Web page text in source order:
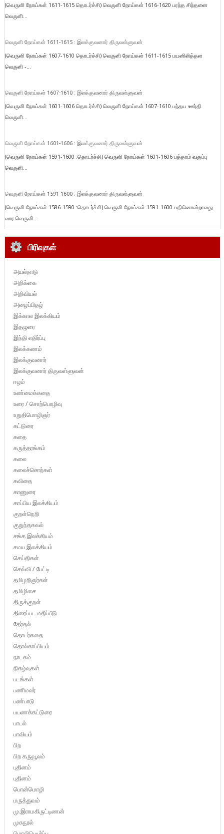
(வெருளி நோய்கள் 1611-1615 தொடர்ச்சி) வெருளி நோய்கள் 1616-1620 பரந்த சிந்தனை
வெருளி...
வெருளி நோய்கள் 1611-1615 : இலக்குவனார் திருவள்ளுவன்
(வெருளி நோய்கள் 1607-1610 தொடர்ச்சி) வெருளி நோய்கள் 1611-1615 பயனிலித்தள
வெருளி -...
வெருளி நோய்கள் 1607-1610 : இலக்குவனார் திருவள்ளுவன்
(வெருளி நோய்கள் 1601-1606 தொடர்ச்சி) வெருளி நோய்கள் 1607-1610 பந்தய ஊர்தி
வெருளி...
வெருளி நோய்கள் 1601-1606 : இலக்குவனார் திருவள்ளுவன்
(வெருளி நோய்கள் 1591-1600 :தொடர்ச்சி) வெருளி நோய்கள் 1601-1606 பத்தாம் வகுப்பு
வெருளி...
வெருளி நோய்கள் 1591-1600 : இலக்குவனார் திருவள்ளுவன்
(வெருளி நோய்கள் 1586-1590 :தொடர்ச்சி) வெருளி நோய்கள் 1591-1600 பதினொன்றாவது
வார வெருளி...
பிரிவுகள்
அயல்நாடு
அறிக்கை
அறிவியல்
அழைப்பிதழ்
இக்கால இலக்கியம்
இதழுரை
இந்தி எதிர்ப்பு
இலக்கணம்
இலக்குவனார்
இலக்குவனார் திருவள்ளுவன்
ஈழம்
உண்மைக்கதை
உரை / சொற்பொழிவு
உறுதிமொழிஞர்
கட்டுரை
கதை
கருத்தரங்கம்
கலை
கலைச்சொற்கள்
கவிதை
காணுரை
காப்பிய இலக்கியம்
குறள்நெறி
குறுந்தகவல்
சங்க இலக்கியம்
சமய இலக்கியம்
செய்திகள்
செவ்வி / பேட்டி
தமிழறிஞர்கள்
தமிழிசை
திருக்குறள்
திரைப்பட மதிப்பீடு
தேர்தல்
தொடர்கதை
தொல்காப்பியம்
நாடகம்
நிகழ்வுகள்
படங்கள்
பணிமலர்
பண்பாடு
பயணக்கட்டுரை
பாடல்
பாவியம்
பிற
பிற கருவூலம்
புதினம்
புதினம்
பொன்மொழி
மருத்துவம்
மு.இராமகிருட்டிணன்
முகநூல்